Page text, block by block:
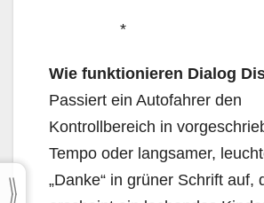
*
Wie funktionieren Dialog
Passiert ein Autofahrer den
Kontrollbereich in
Tempo oder langsamer,
„Danke“ in grüner Schrift auf,